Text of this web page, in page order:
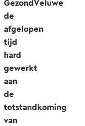
GezondVeluwe
de
afgelopen
tijd
hard
gewerkt
aan
de
totstandkoming
van